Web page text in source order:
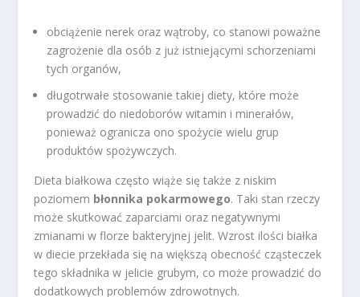
obciążenie nerek oraz wątroby, co stanowi poważne
zagrożenie dla osób z już istniejącymi schorzeniami
tych organów,
długotrwałe stosowanie takiej diety, które może
prowadzić do niedoborów witamin i minerałów,
ponieważ ogranicza ono spożycie wielu grup
produktów spożywczych.
Dieta białkowa często wiąże się także z niskim
poziomem błonnika pokarmowego. Taki stan rzeczy
może skutkować zaparciami oraz negatywnymi
zmianami w florze bakteryjnej jelit. Wzrost ilości białka
w diecie przekłada się na większą obecność cząsteczek
tego składnika w jelicie grubym, co może prowadzić do
dodatkowych problemów zdrowotnych.